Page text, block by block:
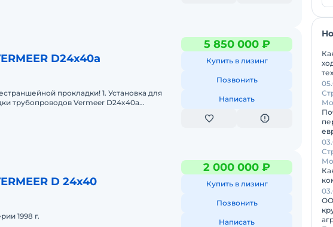
D24x40a
прокладки! 1. Установка для
трубопроводов Vermeer D24x40a
5 850 000 ₽
Купить в лизинг
Позвонить
Написать
D 24x40
1998 г.
2 000 000 ₽
Купить в лизинг
Позвонить
Написать